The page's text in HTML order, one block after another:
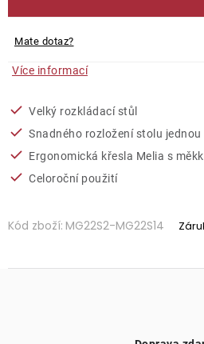
Mate dotaz?
Více informací
Velký rozkládací stůl
Snadného rozložení stolu jednou
Ergonomická křesla Melia s
Celoroční použití
Kód zboží: MG22S2-MG22S14